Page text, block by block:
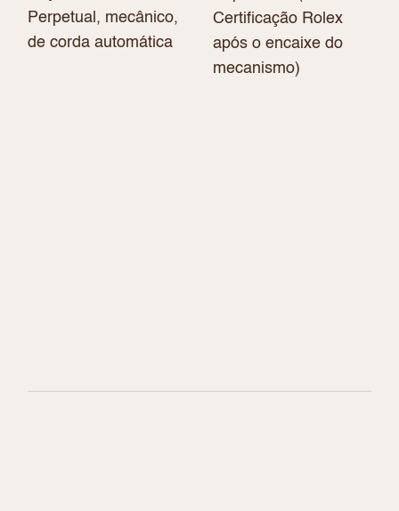
Perpetual, mecânico,
de corda automática
Certificação Rolex
após o encaixe do
mecanismo)